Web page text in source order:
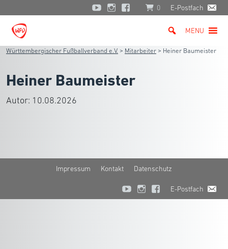
0 E-Postfach
MENU
Württembergischer Fußballverband e.V. > Mitarbeiter > Heiner Baumeister
Heiner Baumeister
Autor: 10.08.2026
Impressum Kontakt Datenschutz
E-Postfach